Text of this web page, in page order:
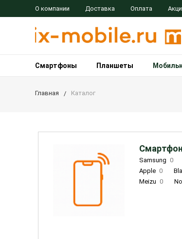
О компании Доставка Оплата
Смартфоны Планшеты
Главная Каталог
Samsung 0
Apple 0
Meizu 0